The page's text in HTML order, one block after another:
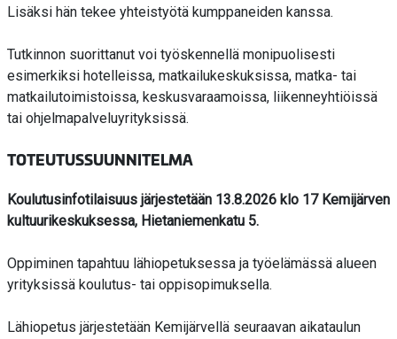
Lisäksi hän tekee yhteistyötä kumppaneiden kanssa.
Tutkinnon suorittanut voi työskennellä monipuolisesti
esimerkiksi hotelleissa, matkailukeskuksissa, matka- tai
matkailutoimistoissa, keskusvaraamoissa, liikenneyhtiöissä
tai ohjelmapalveluyrityksissä.
TOTEUTUSSUUNNITELMA
Koulutusinfotilaisuus järjestetään 13.8.2026 klo 17 Kemijärven
kultuurikeskuksessa, Hietaniemenkatu 5.
Oppiminen tapahtuu lähiopetuksessa ja työelämässä alueen
yrityksissä koulutus- tai oppisopimuksella.
Lähiopetus järjestetään Kemijärvellä seuraavan aikataulun